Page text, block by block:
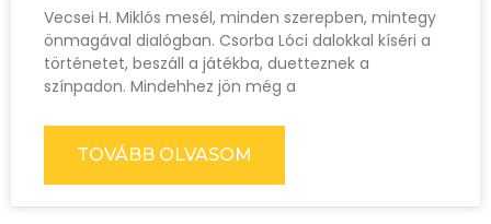
Vecsei H. Miklós mesél, minden szerepben, mintegy
önmagával dialógban. Csorba Lóci dalokkal kíséri a
történetet, beszáll a játékba, duetteznek a
színpadon. Mindehhez jön még a
TOVÁBB OLVASOM